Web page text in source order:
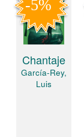
Chantaje
García-Rey,
Luis